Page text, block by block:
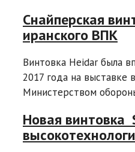
Снайперская
иранского ВПК
Винтовка Heidar была
2017 года на выставке
Министерством
Новая винтовка